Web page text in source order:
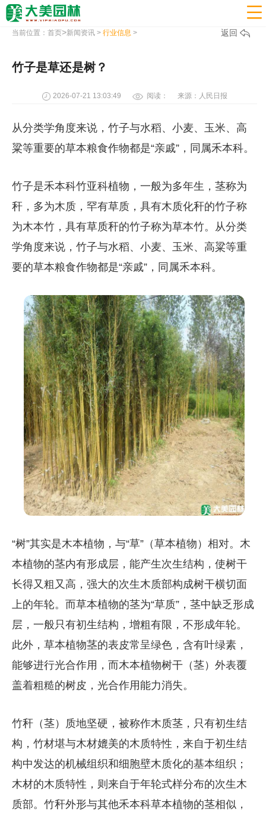

当前位置： 首页>新闻资讯> 行业信息 > 返回
竹子是草还是树？
2026-07-21 13:03:49 阅读： 来源：人民日报
从分类学角度来说，竹子与水稻、小麦、玉米、高
粱等重要的草本粮食作物都是“亲戚”，同属禾本科。
竹子是禾本科竹亚科植物，一般为多年生，茎称为
秆，多为木质，罕有草质，具有木质化秆的竹子称
为木本竹，具有草质秆的竹子称为草本竹。从分类
学角度来说，竹子与水稻、小麦、玉米、高粱等重
要的草本粮食作物都是“亲戚”，同属禾本科。
“树”其实是木本植物，与“草”（草本植物）相对。木
本植物的茎内有形成层，能产生次生结构，使树干
长得又粗又高，强大的次生木质部构成树干横切面
上的年轮。而草本植物的茎为“草质”，茎中缺乏形成
层，一般只有初生结构，增粗有限，不形成年轮。
此外，草本植物茎的表皮常呈绿色，含有叶绿素，
能够进行光合作用，而木本植物树干（茎）外表覆
盖着粗糙的树皮，光合作用能力消失。
竹秆（茎）质地坚硬，被称作木质茎，只有初生结
构，竹材堪与木材媲美的木质特性，来自于初生结
构中发达的机械组织和细胞壁木质化的基本组织；
木材的木质特性，则来自于年轮式样分布的次生木
质部。竹秆外形与其他禾本科草本植物的茎相似，